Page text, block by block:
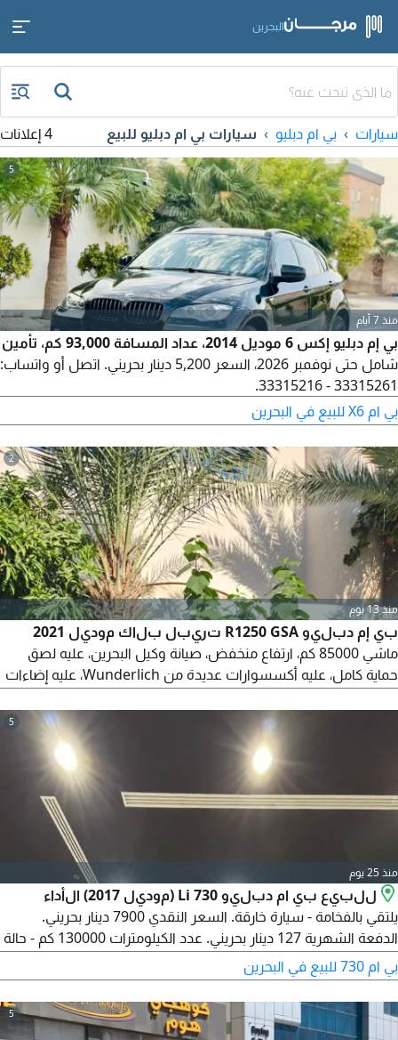
البحرين
سيارات بي ام دبليو سيارات بي ام دبليو للبيع 4 إعلانات
5
منذ 7 أيام
بي إم دبليو إكس 6 موديل 2014، عداد المسافة 93,000 كم، تأمين
شامل حتى نوفمبر 2026، السعر 5,200 دينار بحريني. اتصل أو واتساب:
33315261 - 33315216.
بي ام X6 للبيع في البحرين
2
منذ 13 يوم
بي إم دبليو R1250 GSA تريبل بلاك موديل 2021
ماشي 85000 كم، ارتفاع منخفض، صيانة وكيل البحرين، عليه لصق
حماية كامل، عليه أكسسوارات عديدة من Wunderlich، عليه إضاءات
5
منذ 25 يوم
للبيع بي ام دبليو 730 Li (موديل 2017) الأداء
يلتقي بالفخامة - سيارة خارقة. السعر النقدي 7900 دينار بحريني.
الدفعة الشهرية 127 دينار بحريني. عدد الكيلومترات 130000 كم - حالة
مقصورة داخلية فاخرة وتقنيات متطورة. جديدة كليا - جاهزة لأول
قيادة. اتصل بنا اليوم. أمفا موتورز، سنابس
بي ام 730 للبيع في البحرين
5